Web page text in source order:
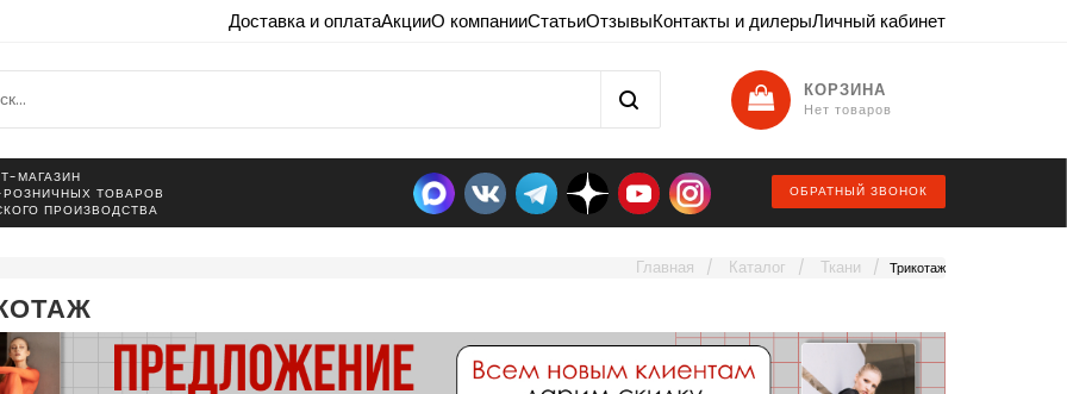
Доставка и оплатаАкцииО компанииСтатьиОтзывыКонтакты и дилерыЛичный кабинет
КОРЗИНА
Нет товаров
МАГАЗИН
ТОВАРОВ
ПРОИЗВОДСТВА
ОБРАТНЫЙ ЗВОНОК
Главная Каталог Ткани Трикотаж